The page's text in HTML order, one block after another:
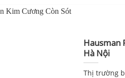
Hausman
Hà Nội
Thị trường